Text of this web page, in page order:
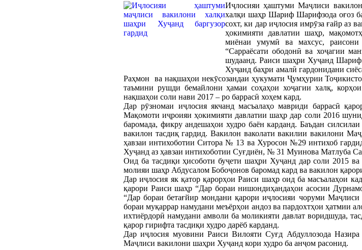
Иҷлосияи ҳаштуми Маҷлиси
халқи шаҳр Шариф Шарифзода оғоз
сохт, ки дар иҷлосия имрӯза ғайр аз
ҳокимияти давлатии шаҳр,
миёнаи умумӣ ва махсус, раисони
“Сарраёсати ободонӣ ва хоҷагии
шудаанд. Раиси шаҳри Хуҷанд
Хуҷанд баҳри амалӣ гардонидани
Раҳмон ва нақшаҳои некӯсозандаи ҳукумати Ҷумҳурии
таъмини рушди бемайлони ҳамаи соҳаҳои хоҷагии халқ,
нақшаҳои соли нави 2017 – ро баррасӣ хоҳем кард.
Дар рӯзномаи иҷлосия якчанд масъалаҳо мавриди баррасӣ
Мақомоти иҷроияи ҳокимияти давлатии шаҳр дар соли 2016
баромада, фикру андешаҳои худро баён карданд. Баъдан
вакилон тасдиқ гардид. Вакилон ваколати вакилии вакилони
ҳавзаи интихоботии Ситора № 13 ва Хуросон №29 интихоб
Хуҷанд аз ҳавзаи интихоботии Суғдиён, № 31 Муинова Матлуба
Оид ба тасдиқи ҳисоботи буҷети шаҳри Хуҷанд дар соли 2015
молияи шаҳр Абдусалом Бобоҷонов баромад кард ва вакилон
Дар иҷлосия як қатор қарорҳои Раиси шаҳр оид ба масъалаҳои
қарори Раиси шаҳр “Дар бораи нишондиҳандаҳои асосии
“Дар бораи бетағйир мондани қарори иҷлосияи чоруми
бораи муқаррар намудани меъёрҳои андоз ва пардохтҳои ҳатмии
ихтиёрдорӣ намудани амволи ба моликияти давлат воридшуда,
қарор гирифта тасдиқи худро дарёб карданд.
Дар иҷлосия муовини Раиси Вилояти Суғд Абдуллозода
Маҷлиси вакилони шаҳри Хуҷанд кори худро ба анҷом расонид.